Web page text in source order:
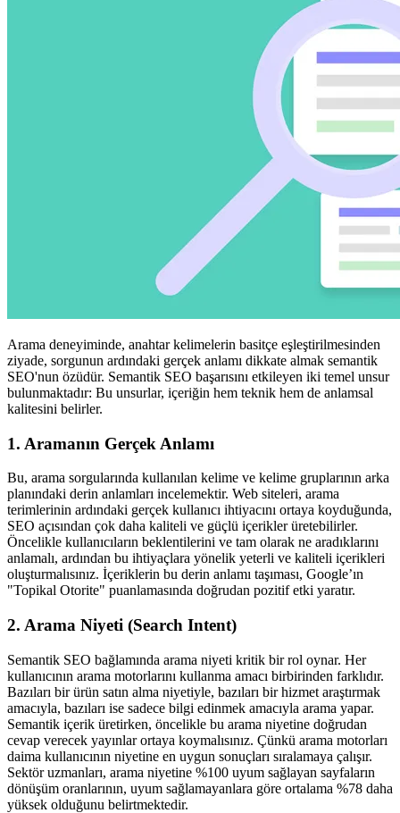
Arama deneyiminde, anahtar kelimelerin basitçe eşleştirilmesinden
ziyade, sorgunun ardındaki gerçek anlamı dikkate almak semantik
SEO'nun özüdür. Semantik SEO başarısını etkileyen iki temel unsur
bulunmaktadır: Bu unsurlar, içeriğin hem teknik hem de anlamsal
kalitesini belirler.
1. Aramanın Gerçek Anlamı
Bu, arama sorgularında kullanılan kelime ve kelime gruplarının arka
planındaki derin anlamları incelemektir. Web siteleri, arama
terimlerinin ardındaki gerçek kullanıcı ihtiyacını ortaya koyduğunda,
SEO açısından çok daha kaliteli ve güçlü içerikler üretebilirler.
Öncelikle kullanıcıların beklentilerini ve tam olarak ne aradıklarını
anlamalı, ardından bu ihtiyaçlara yönelik yeterli ve kaliteli içerikleri
oluşturmalısınız. İçeriklerin bu derin anlamı taşıması, Google’ın
"Topikal Otorite" puanlamasında doğrudan pozitif etki yaratır.
2. Arama Niyeti (Search Intent)
Semantik SEO bağlamında arama niyeti kritik bir rol oynar. Her
kullanıcının arama motorlarını kullanma amacı birbirinden farklıdır.
Bazıları bir ürün satın alma niyetiyle, bazıları bir hizmet araştırmak
amacıyla, bazıları ise sadece bilgi edinmek amacıyla arama yapar.
Semantik içerik üretirken, öncelikle bu arama niyetine doğrudan
cevap verecek yayınlar ortaya koymalısınız. Çünkü arama motorları
daima kullanıcının niyetine en uygun sonuçları sıralamaya çalışır.
Sektör uzmanları, arama niyetine %100 uyum sağlayan sayfaların
dönüşüm oranlarının, uyum sağlamayanlara göre ortalama %78 daha
yüksek olduğunu belirtmektedir.